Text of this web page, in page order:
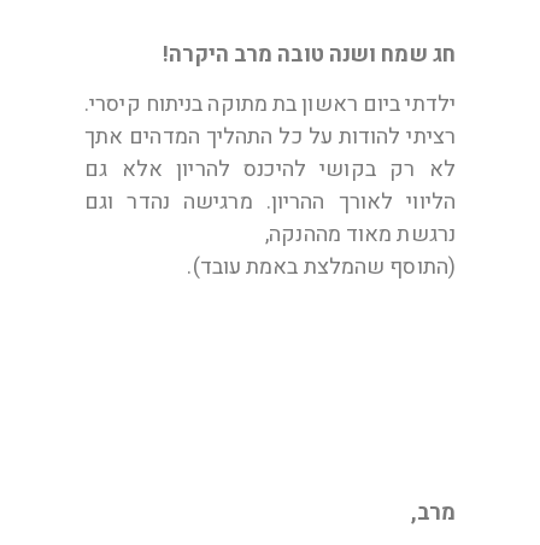
חג שמח ושנה טובה מרב היקרה!
ילדתי ביום ראשון בת מתוקה בניתוח קיסרי.
רציתי להודות על כל התהליך המדהים אתך
לא רק בקושי להיכנס להריון אלא גם
הליווי לאורך ההריון. מרגישה נהדר וגם
נרגשת מאוד מההנקה,
(התוסף שהמלצת באמת עובד).
מרב,